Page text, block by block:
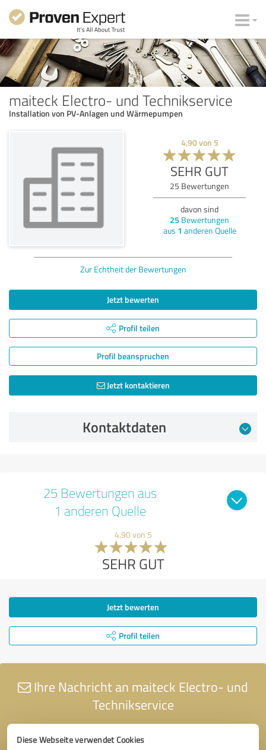
Diese Webseite verwendet Cookies
maiteck Electro- und Technikservice
Installation von PV-Anlagen und Wärmepumpen
4,90von 5
SEHR GUT
25 Bewertungen
davon sind
25 Bewertungen
aus 1 anderen Quelle
Zur Echtheit der Bewertungen
Jetzt bewerten
Profil teilen
Profil beanspruchen
Jetzt kontaktieren
Kontaktdaten
25 Bewertungen aus
1 anderen Quelle
4,90 von 5
SEHR GUT
Jetzt bewerten
Profil teilen
Ihre Nachricht an maiteck Electro- und
Technikservice